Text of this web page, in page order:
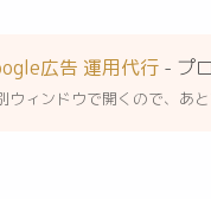
広告 運用代行 - プ
ウィンドウで開くので、あと